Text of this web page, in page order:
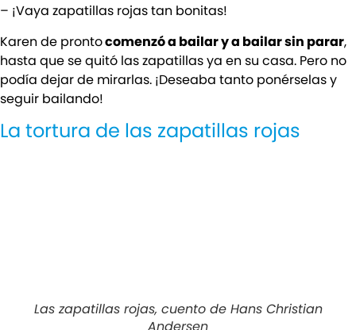
– ¡Vaya zapatillas rojas tan bonitas!
Karen de prontocomenzó a bailar y a bailar sin parar,
hasta que se quitó las zapatillas ya en su casa. Pero no
podía dejar de mirarlas. ¡Deseaba tanto ponérselas y
seguir bailando!
La tortura de las zapatillas rojas
Las zapatillas rojas, cuento de Hans Christian